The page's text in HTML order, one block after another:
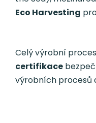
Eco Harvesting
Celý výrobní
certifikace
výrobních procesů